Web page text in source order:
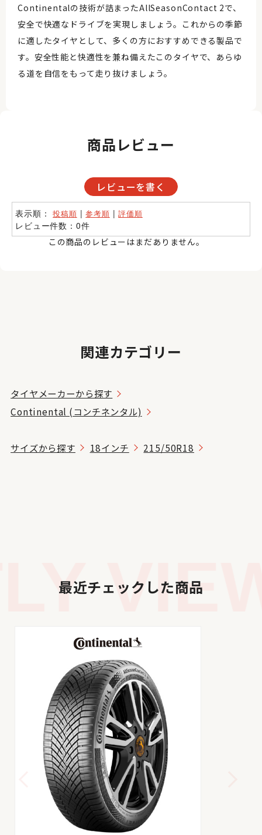
Continentalの技術が詰まったAllSeasonContact 2で、
安全で快適なドライブを実現しましょう。これからの季節
に適したタイヤとして、多くの方におすすめできる製品で
す。安全性能と快適性を兼ね備えたこのタイヤで、あらゆ
る道を自信をもって走り抜けましょう。
商品レビュー
レビューを書く
表示順：投稿順 |参考順 |評価順
レビュー件数：0件
この商品のレビューはまだありません。
関連カテゴリー
タイヤメーカーから探す
Continental (コンチネンタル)
サイズから探す 18インチ 215/50R18
最近チェックした商品